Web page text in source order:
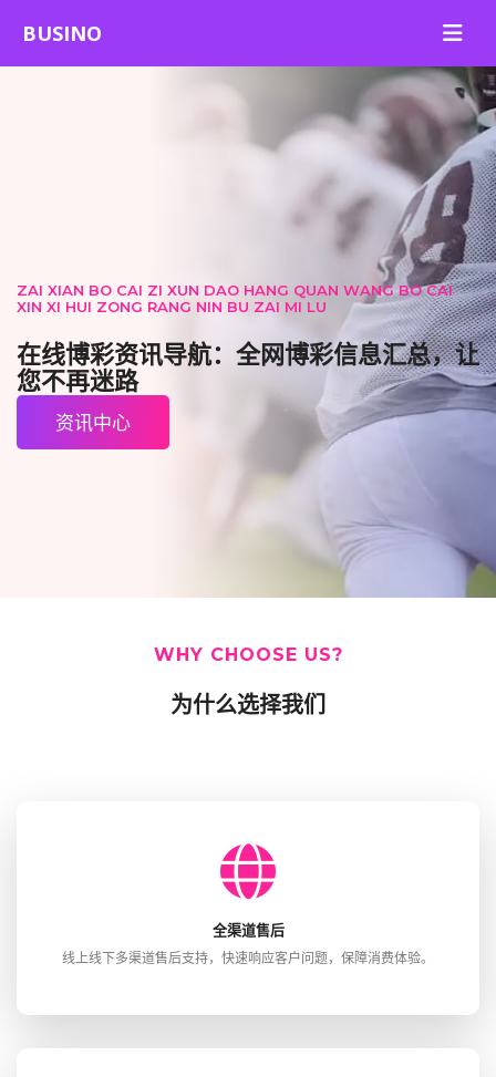
ZAI XIAN BO CAI ZI XUN DAO HANG QUAN WANG BO CAI
XIN XI HUI ZONG RANG NIN BU ZAI MI LU
在线博彩资讯导航：全网博彩信息汇总，让
您不再迷路
资讯中心
WHY CHOOSE US?
为什么选择我们
全渠道售后
线上线下多渠道售后支持，快速响应客户问题，保障消费体验。